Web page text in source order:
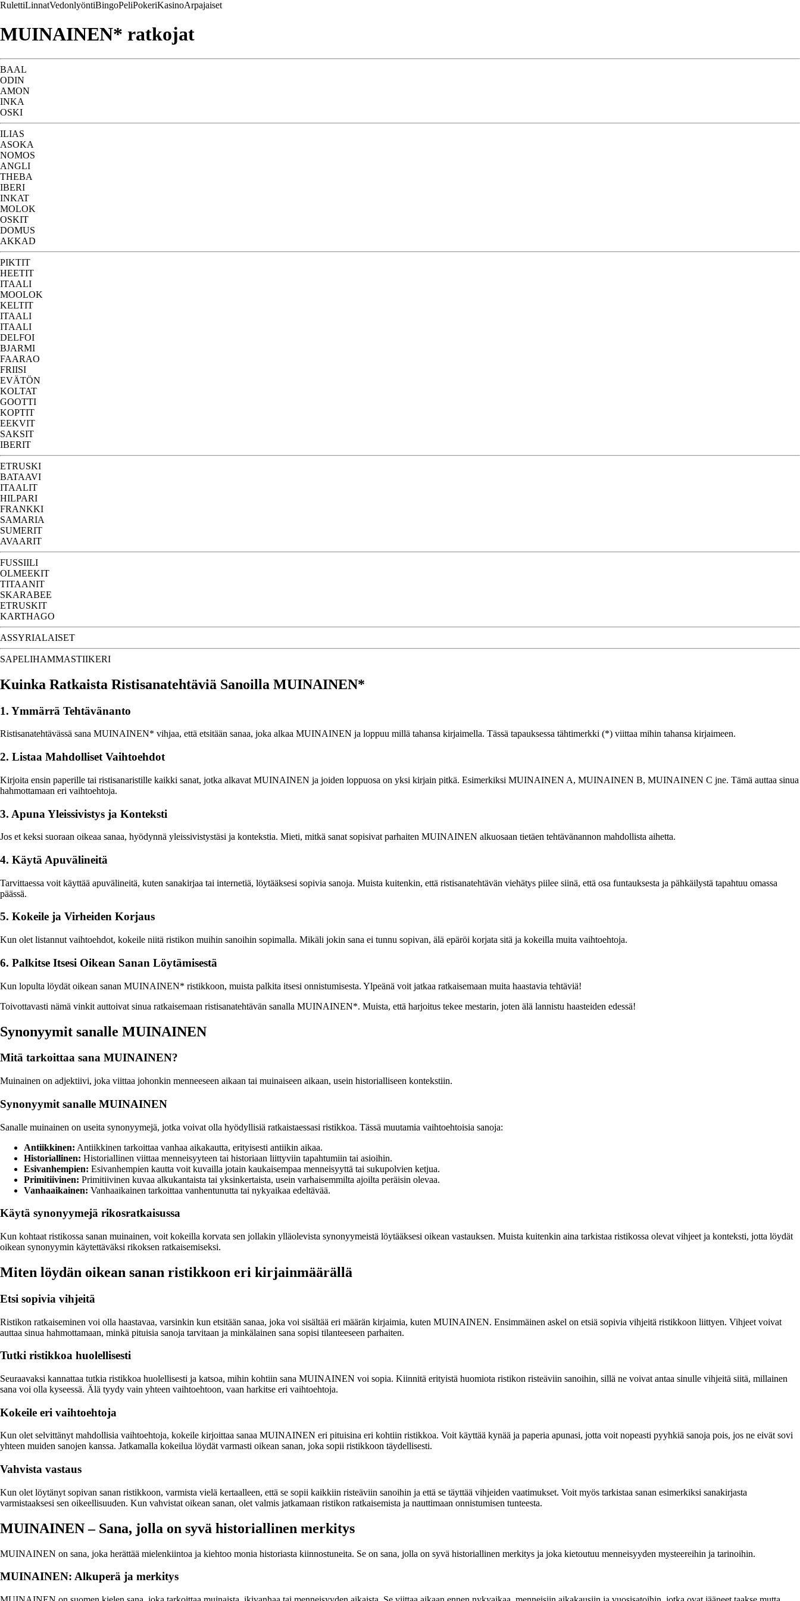
RulettiLinnatVedonlyöntiBingoPeliPokeriKasinoArpajaiset
MUINAINEN* ratkojat
BAAL
ODIN
AMON
INKA
OSKI
ILIAS
ASOKA
NOMOS
ANGLI
THEBA
IBERI
INKAT
MOLOK
OSKIT
DOMUS
AKKAD
PIKTIT
HEETIT
ITAALI
MOOLOK
KELTIT
ITAALI
ITAALI
DELFOI
BJARMI
FAARAO
FRIISI
EVÄTÖN
KOLTAT
GOOTTI
KOPTIT
EEKVIT
SAKSIT
IBERIT
ETRUSKI
BATAAVI
ITAALIT
HILPARI
FRANKKI
SAMARIA
SUMERIT
AVAARIT
FUSSIILI
OLMEEKIT
TITAANIT
SKARABEE
ETRUSKIT
KARTHAGO
ASSYRIALAISET
SAPELIHAMMASTIIKERI
Kuinka Ratkaista Ristisanatehtäviä Sanoilla MUINAINEN*
1. Ymmärrä Tehtävänanto
Ristisanatehtävässä sana MUINAINEN* vihjaa, että etsitään sanaa, joka alkaa MUINAINEN ja loppuu millä tahansa kirjaimella. Tässä tapauksessa tähtimerkki (*) viittaa mihin tahansa kirjaimeen.
2. Listaa Mahdolliset Vaihtoehdot
Kirjoita ensin paperille tai ristisanaristille kaikki sanat, jotka alkavat MUINAINEN ja joiden loppuosa on yksi kirjain pitkä. Esimerkiksi MUINAINEN A, MUINAINEN B, MUINAINEN C jne. Tämä auttaa sinua
hahmottamaan eri vaihtoehtoja.
3. Apuna Yleissivistys ja Konteksti
Jos et keksi suoraan oikeaa sanaa, hyödynnä yleissivistystäsi ja kontekstia. Mieti, mitkä sanat sopisivat parhaiten MUINAINEN alkuosaan tietäen tehtävänannon mahdollista aihetta.
4. Käytä Apuvälineitä
Tarvittaessa voit käyttää apuvälineitä, kuten sanakirjaa tai internetiä, löytääksesi sopivia sanoja. Muista kuitenkin, että ristisanatehtävän viehätys piilee siinä, että osa funtauksesta ja pähkäilystä tapahtuu omassa
päässä.
5. Kokeile ja Virheiden Korjaus
Kun olet listannut vaihtoehdot, kokeile niitä ristikon muihin sanoihin sopimalla. Mikäli jokin sana ei tunnu sopivan, älä epäröi korjata sitä ja kokeilla muita vaihtoehtoja.
6. Palkitse Itsesi Oikean Sanan Löytämisestä
Kun lopulta löydät oikean sanan MUINAINEN* ristikkoon, muista palkita itsesi onnistumisesta. Ylpeänä voit jatkaa ratkaisemaan muita haastavia tehtäviä!
Toivottavasti nämä vinkit auttoivat sinua ratkaisemaan ristisanatehtävän sanalla MUINAINEN*. Muista, että harjoitus tekee mestarin, joten älä lannistu haasteiden edessä!
Synonyymit sanalle MUINAINEN
Mitä tarkoittaa sana MUINAINEN?
Muinainen on adjektiivi, joka viittaa johonkin menneeseen aikaan tai muinaiseen aikaan, usein historialliseen kontekstiin.
Synonyymit sanalle MUINAINEN
Sanalle muinainen on useita synonyymejä, jotka voivat olla hyödyllisiä ratkaistaessasi ristikkoa. Tässä muutamia vaihtoehtoisia sanoja:
Antiikkinen: Antiikkinen tarkoittaa vanhaa aikakautta, erityisesti antiikin aikaa.
Historiallinen: Historiallinen viittaa menneisyyteen tai historiaan liittyviin tapahtumiin tai asioihin.
Esivanhempien: Esivanhempien kautta voit kuvailla jotain kaukaisempaa menneisyyttä tai sukupolvien ketjua.
Primitiivinen: Primitiivinen kuvaa alkukantaista tai yksinkertaista, usein varhaisemmilta ajoilta peräisin olevaa.
Vanhaaikainen: Vanhaaikainen tarkoittaa vanhentunutta tai nykyaikaa edeltävää.
Käytä synonyymejä rikosratkaisussa
Kun kohtaat ristikossa sanan muinainen, voit kokeilla korvata sen jollakin ylläolevista synonyymeistä löytääksesi oikean vastauksen. Muista kuitenkin aina tarkistaa ristikossa olevat vihjeet ja konteksti, jotta löydät
oikean synonyymin käytettäväksi rikoksen ratkaisemiseksi.
Miten löydän oikean sanan ristikkoon eri kirjainmäärällä
Etsi sopivia vihjeitä
Ristikon ratkaiseminen voi olla haastavaa, varsinkin kun etsitään sanaa, joka voi sisältää eri määrän kirjaimia, kuten MUINAINEN. Ensimmäinen askel on etsiä sopivia vihjeitä ristikkoon liittyen. Vihjeet voivat
auttaa sinua hahmottamaan, minkä pituisia sanoja tarvitaan ja minkälainen sana sopisi tilanteeseen parhaiten.
Tutki ristikkoa huolellisesti
Seuraavaksi kannattaa tutkia ristikkoa huolellisesti ja katsoa, mihin kohtiin sana MUINAINEN voi sopia. Kiinnitä erityistä huomiota ristikon risteäviin sanoihin, sillä ne voivat antaa sinulle vihjeitä siitä, millainen
sana voi olla kyseessä. Älä tyydy vain yhteen vaihtoehtoon, vaan harkitse eri vaihtoehtoja.
Kokeile eri vaihtoehtoja
Kun olet selvittänyt mahdollisia vaihtoehtoja, kokeile kirjoittaa sanaa MUINAINEN eri pituisina eri kohtiin ristikkoa. Voit käyttää kynää ja paperia apunasi, jotta voit nopeasti pyyhkiä sanoja pois, jos ne eivät sovi
yhteen muiden sanojen kanssa. Jatkamalla kokeilua löydät varmasti oikean sanan, joka sopii ristikkoon täydellisesti.
Vahvista vastaus
Kun olet löytänyt sopivan sanan ristikkoon, varmista vielä kertaalleen, että se sopii kaikkiin risteäviin sanoihin ja että se täyttää vihjeiden vaatimukset. Voit myös tarkistaa sanan esimerkiksi sanakirjasta
varmistaaksesi sen oikeellisuuden. Kun vahvistat oikean sanan, olet valmis jatkamaan ristikon ratkaisemista ja nauttimaan onnistumisen tunteesta.
MUINAINEN – Sana, jolla on syvä historiallinen merkitys
MUINAINEN on sana, joka herättää mielenkiintoa ja kiehtoo monia historiasta kiinnostuneita. Se on sana, jolla on syvä historiallinen merkitys ja joka kietoutuu menneisyyden mysteereihin ja tarinoihin.
MUINAINEN: Alkuperä ja merkitys